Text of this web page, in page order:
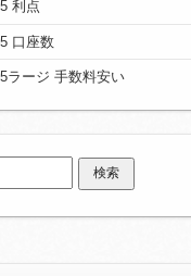
利点
口座数
ラージ 手数料安い